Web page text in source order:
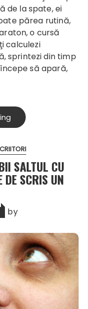
de la spate, ei
părea rutină,
o cursă
calculezi
sprintezi din timp
să apară,
SALTUL CU
SCRIS UN
by